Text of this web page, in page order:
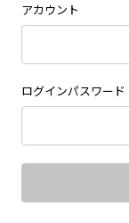
アカウント
ログインパスワード